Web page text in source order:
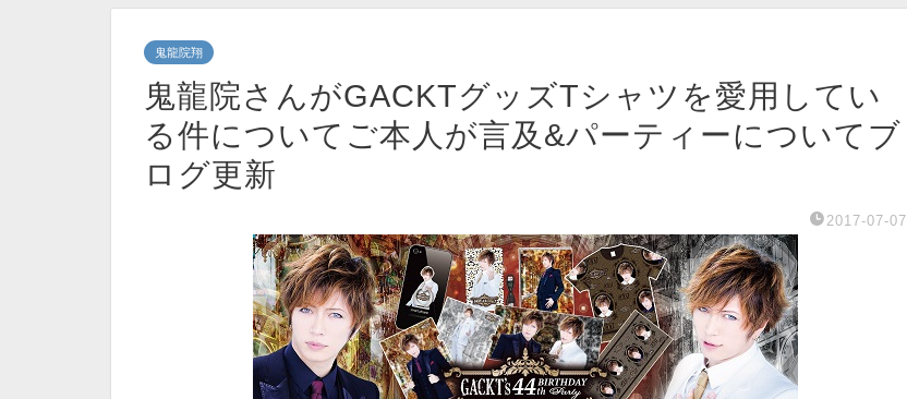
鬼龍院翔
鬼龍院さんがGACKTグッズTシャツを愛用してい
る件についてご本人が言及&パーティーについてブ
ログ更新
2017-07-07